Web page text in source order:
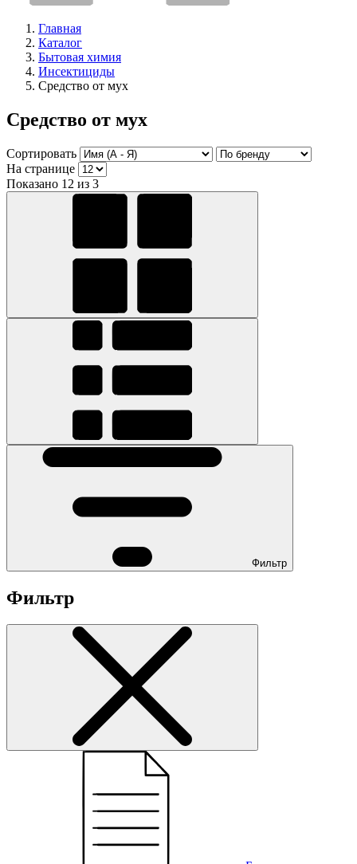
Главная
Каталог
Бытовая химия
Инсектициды
Средство от мух
Средство от мух
Сортировать
На странице
Показано 12 из 3
Фильтр
Фильтр